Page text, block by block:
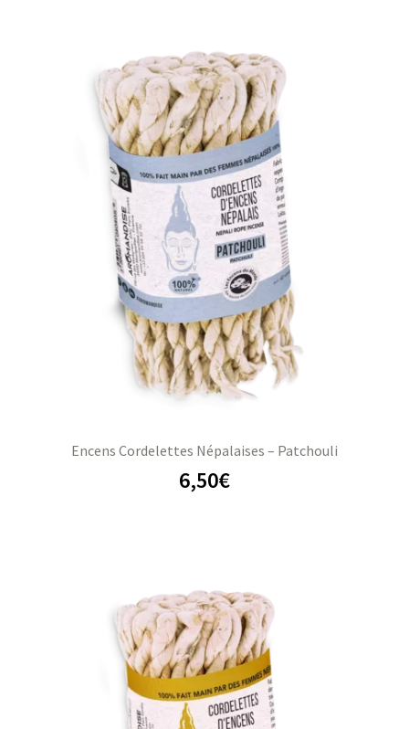
Encens Cordelettes Népalaises – Patchouli
6,50€